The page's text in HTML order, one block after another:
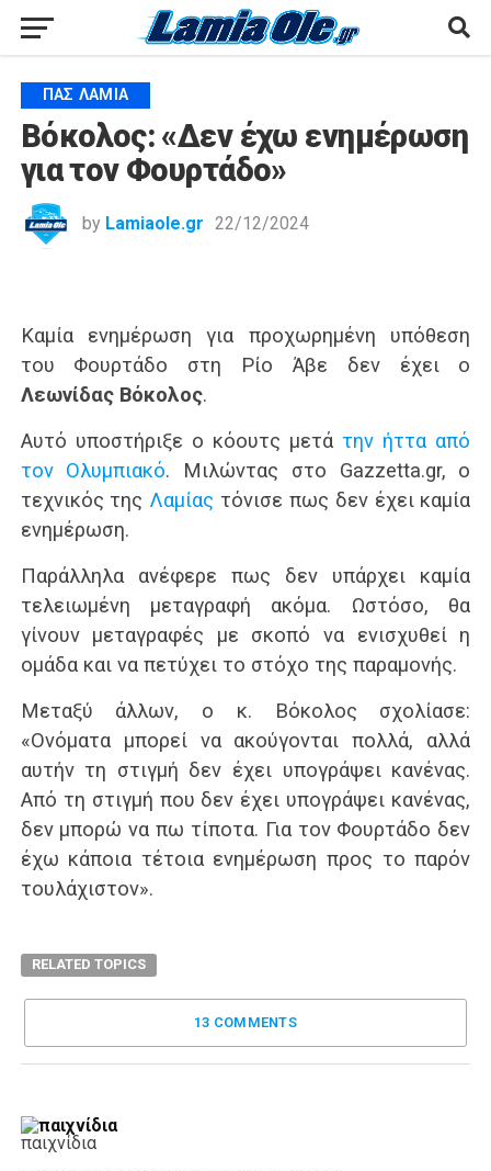
ΠΑΣ ΛΑΜΊΑ
Βόκολος: «Δεν έχω ενημέρωση
για τον Φουρτάδο»
by Lamiaole.gr 22/12/2024
Καμία ενημέρωση για προχωρημένη υπόθεση
του Φουρτάδο στη Ρίο Άβε δεν έχει ο
Λεωνίδας Βόκολος.
Αυτό υποστήριξε ο κόουτς μετάτην ήττα από
τον Ολυμπιακό. Μιλώντας στο Gazzetta.gr, ο
τεχνικός της Λαμίας τόνισε πως δεν έχει καμία
ενημέρωση.
Παράλληλα ανέφερε πως δεν υπάρχει καμία
τελειωμένη μεταγραφή ακόμα. Ωστόσο, θα
γίνουν μεταγραφές με σκοπό να ενισχυθεί η
ομάδα και να πετύχει το στόχο της παραμονής.
Μεταξύ άλλων, ο κ. Βόκολος σχολίασε:
«Ονόματα μπορεί να ακούγονται πολλά, αλλά
αυτήν τη στιγμή δεν έχει υπογράψει κανένας.
Από τη στιγμή που δεν έχει υπογράψει κανένας,
δεν μπορώ να πω τίποτα. Για τον Φουρτάδο δεν
έχω κάποια τέτοια ενημέρωση προς το παρόν
τουλάχιστον».
RELATED TOPICS
13 COMMENTS
παιχνίδια